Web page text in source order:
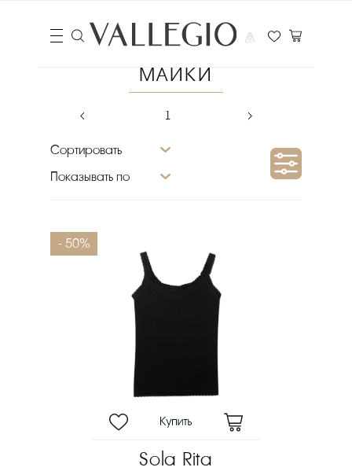
МАЙКИ
‹ 1 ›
Сортировать
Показывать по
Сезон
Материал верха
₽
Выберите порядок сортировки
- 50%
Sola Rita